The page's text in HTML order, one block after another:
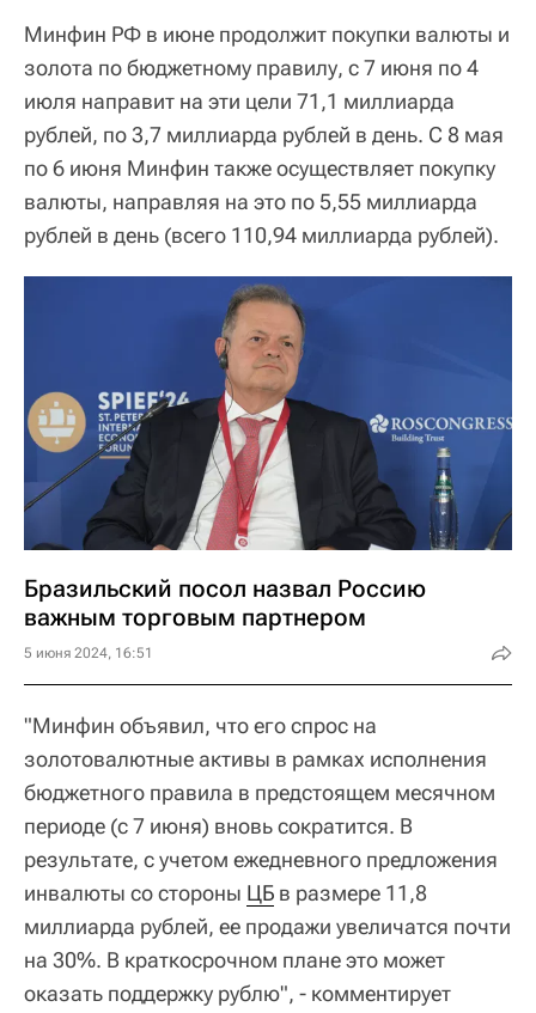
Минфин РФ в июне продолжит покупки валюты и
золота по бюджетному правилу, с 7 июня по 4
июля направит на эти цели 71,1 миллиарда
рублей, по 3,7 миллиарда рублей в день. С 8 мая
по 6 июня Минфин также осуществляет покупку
валюты, направляя на это по 5,55 миллиарда
рублей в день (всего 110,94 миллиарда рублей).
Бразильский посол назвал Россию
важным торговым партнером
5 июня 2024, 16:51
"Минфин объявил, что его спрос на
золотовалютные активы в рамках исполнения
бюджетного правила в предстоящем месячном
периоде (с 7 июня) вновь сократится. В
результате, с учетом ежедневного предложения
инвалюты со стороны ЦБ в размере 11,8
миллиарда рублей, ее продажи увеличатся почти
на 30%. В краткосрочном плане это может
оказать поддержку рублю", - комментирует